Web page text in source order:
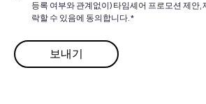
등록 여부와 관계없이) 타임셰어 프로모션 제안,
락할 수 있음에 동의합니다. *